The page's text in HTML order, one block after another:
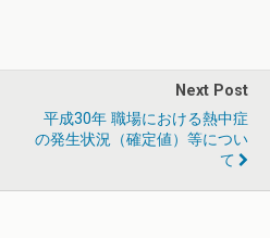
Next Post
平成30年 職場における熱中症
の発生状況（確定値）等につい
て